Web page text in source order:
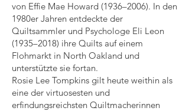
von Effie Mae Howard (1936–2006). In den
1980er Jahren entdeckte der
Quiltsammler und Psychologe Eli Leon
(1935–2018) ihre Quilts auf einem
Flohmarkt in North Oakland und
unterstützte sie fortan.
Rosie Lee Tompkins gilt heute weithin als
eine der virtuosesten und
erfindungsreichsten Quiltmacherinnen